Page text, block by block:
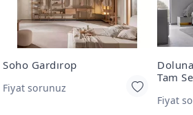
Soho Gardırop
Fiyat sorunuz
Tam
Fiyat